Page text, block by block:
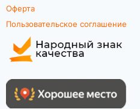
Оферта
Пользовательское соглашение